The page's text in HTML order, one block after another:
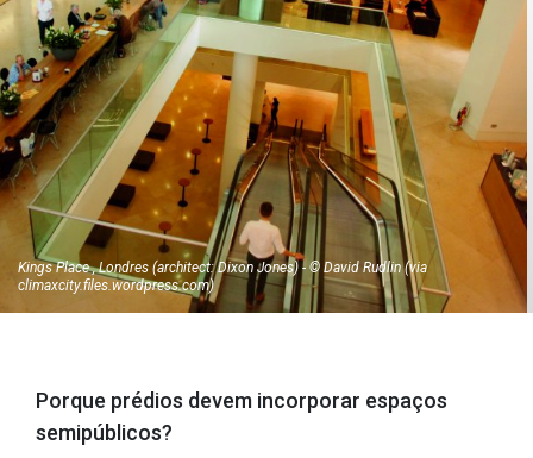
Kings Place , Londres (architect: Dixon Jones) - © David Rudlin (via
climaxcity.files.wordpress.com)
Porque prédios devem incorporar espaços
semipúblicos?